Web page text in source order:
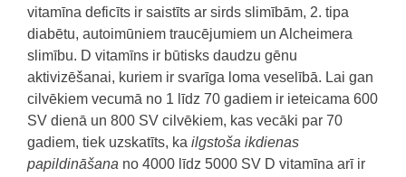
vitamīna deficīts ir saistīts ar sirds slimībām, 2. tipa
diabētu, autoimūniem traucējumiem un Alcheimera
slimību. D vitamīns ir būtisks daudzu gēnu
aktivizēšanai, kuriem ir svarīga loma veselībā. Lai gan
cilvēkiem vecumā no 1 līdz 70 gadiem ir ieteicama 600
SV dienā un 800 SV cilvēkiem, kas vecāki par 70
gadiem, tiek uzskatīts, ka ilgstoša ikdienas
papildināšana no 4000 līdz 5000 SV D vitamīna arī ir